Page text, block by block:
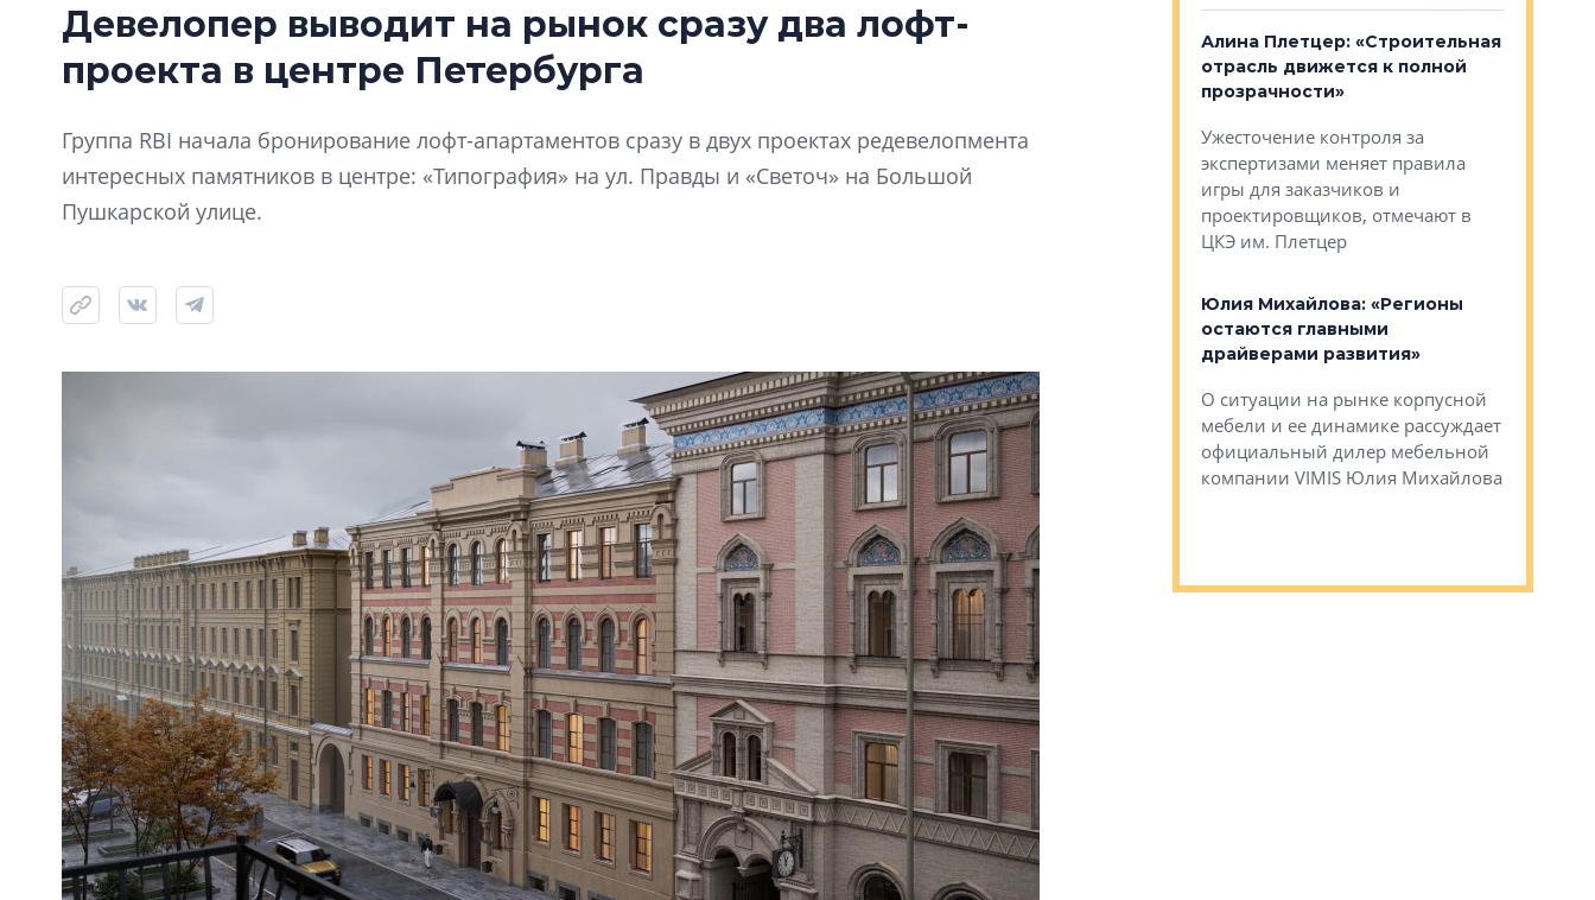
Девелопер выводит на рынок сразу два лофт-
проекта в центре Петербурга
Группа RBI начала бронирование лофт-апартаментов сразу в двух проектах редевелопмента
интересных памятников в центре: «Типография» на ул. Правды и «Светоч» на Большой
Пушкарской улице.
Роман Корнышев: «Поводом
Девелопер «Вертикаль»: поводом
перемен в ЖК может быть даже
электромобиль
апарты, которые еще больше
приблизятся к гостиничному
уровню сервиса, уверены в УК
КЕЙПОРТ
Алина Плетцер: «Строительная
отрасль движется к полной
прозрачности»
Ужесточение контроля за
экспертизами меняет правила
игры для заказчиков и
проектировщиков, отмечают в
ЦКЭ им. Плетцер
Юлия Михайлова: «Регионы
остаются главными
драйверами развития»
О ситуации на рынке корпусной
мебели и ее динамике рассуждает
официальный дилер мебельной
компании VIMIS Юлия Михайлова